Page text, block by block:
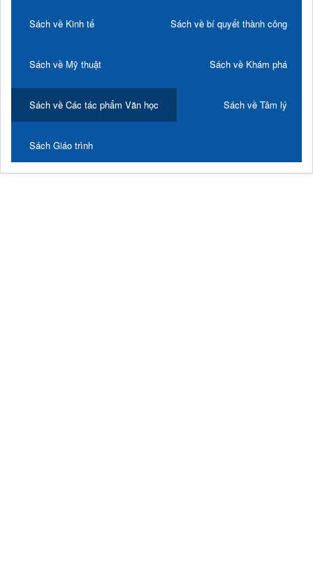
Sách về Kinh tế Sách về bí quyết thành công
Sách về Mỹ thuật Sách về Khám phá
Sách về Các tác phẩm Văn học Sách về Tâm lý
Sách Giáo trình